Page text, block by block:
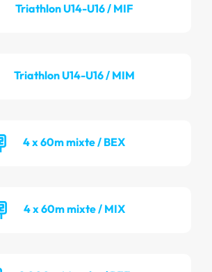
Triathlon U14-U16 / MIF
Triathlon U14-U16 / MIM
4 x 60m mixte / BEX
4 x 60m mixte / MIX